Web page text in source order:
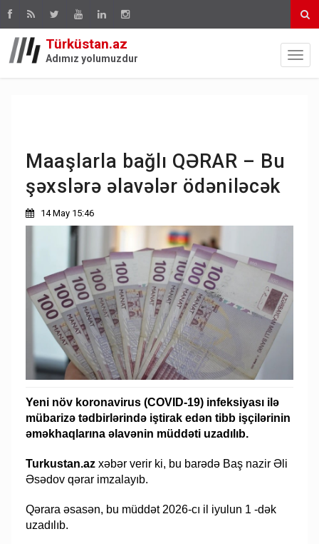
Türküstan.az
Adımız yolumuzdur
Maaşlarla bağlı QƏRAR – Bu
şəxslərə əlavələr ödəniləcək
14 May 15:46
Yeni növ koronavirus (COVID-19) infeksiyası ilə
mübarizə tədbirlərində iştirak edən tibb işçilərinin
əməkhaqlarına əlavənin müddəti uzadılıb.
Turkustan.azxəbər verir ki, bu barədə Baş nazir Əli
Əsədov qərar imzalayıb.
Qərara əsasən, bu müddət 2026-cı il iyulun 1 -dək
uzadılıb.